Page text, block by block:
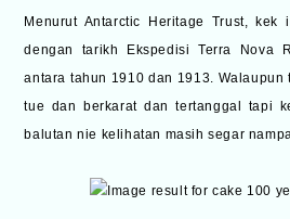
Menurut Antarctic Heritage Trust, kek
dengan tarikh Ekspedisi Terra Nova
antara tahun 1910 dan 1913.
tue dan berkarat dan tertanggal tapi
balutan nie kelihatan masih segar